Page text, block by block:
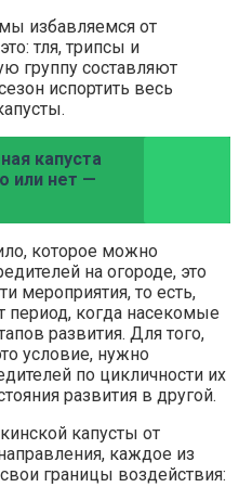
избавляемся от
тля, трипсы и
группу составляют
испортить весь
капуста
или нет —
которое можно
на огороде, это
мероприятия, то есть,
период, когда насекомые
развития. Для того,
условие, нужно
по цикличности их
развития в другой.
капусты от
каждое из
границы воздействия: